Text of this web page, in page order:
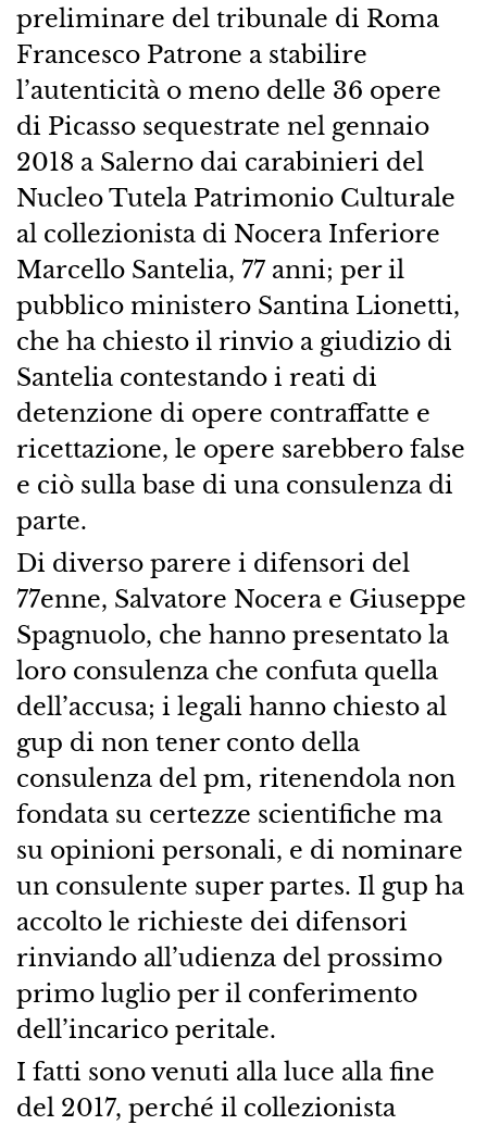
preliminare del tribunale di Roma
Francesco Patrone a stabilire
l’autenticità o meno delle 36 opere
di Picasso sequestrate nel gennaio
2018 a Salerno dai carabinieri del
Nucleo Tutela Patrimonio Culturale
al collezionista di Nocera Inferiore
Marcello Santelia, 77 anni; per il
pubblico ministero Santina Lionetti,
che ha chiesto il rinvio a giudizio di
Santelia contestando i reati di
detenzione di opere contraffatte e
ricettazione, le opere sarebbero false
e ciò sulla base di una consulenza di
parte.
Di diverso parere i difensori del
77enne, Salvatore Nocera e Giuseppe
Spagnuolo, che hanno presentato la
loro consulenza che confuta quella
dell’accusa; i legali hanno chiesto al
gup di non tener conto della
consulenza del pm, ritenendola non
fondata su certezze scientifiche ma
su opinioni personali, e di nominare
un consulente super partes. Il gup ha
accolto le richieste dei difensori
rinviando all’udienza del prossimo
primo luglio per il conferimento
dell’incarico peritale.
I fatti sono venuti alla luce alla fine
del 2017, perché il collezionista